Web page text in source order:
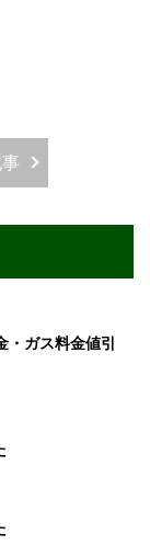
・ガス料金値引